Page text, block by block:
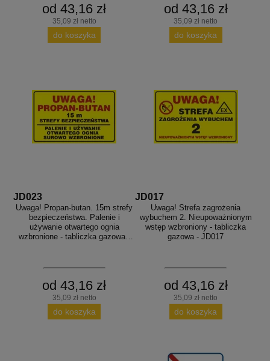
od 43,16 zł
35,09 zł netto
do koszyka
od 43,16 zł
35,09 zł netto
do koszyka
JD023
Uwaga! Propan-butan. 15m strefy
bezpieczeństwa. Palenie i
używanie otwartego ognia
wzbronione - tabliczka gazowa -
od 43,16 zł
35,09 zł netto
do koszyka
JD017
Uwaga! Strefa zagrożenia
wybuchem 2. Nieupoważnionym
wstęp wzbroniony - tabliczka
gazowa - JD017
od 43,16 zł
35,09 zł netto
do koszyka